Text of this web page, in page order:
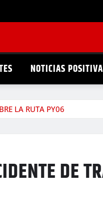
NOTICIAS
LA RUTA PY06
DE